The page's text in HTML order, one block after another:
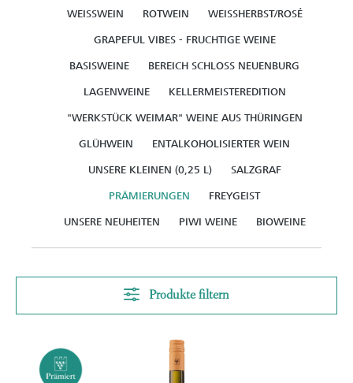
WEISSWEIN ROTWEIN
WEISSHERBST/ROSÉ
GRAPEFUL VIBES - FRUCHTIGE WEINE
BASISWEINE
BEREICH SCHLOSS NEUENBURG
LAGENWEINE
KELLERMEISTEREDITION
"WERKSTÜCK WEIMAR" WEINE AUS THÜRINGEN
GLÜHWEIN
ENTALKOHOLISIERTER WEIN
UNSERE KLEINEN (0,25 L)
SALZGRAF
PRÄMIERUNGEN
FREYGEIST
UNSERE NEUHEITEN
PIWI WEINE BIOWEINE
Produkte filtern